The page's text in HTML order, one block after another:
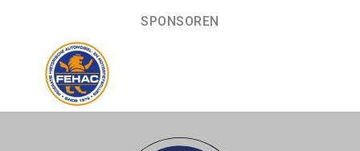
SPONSOREN